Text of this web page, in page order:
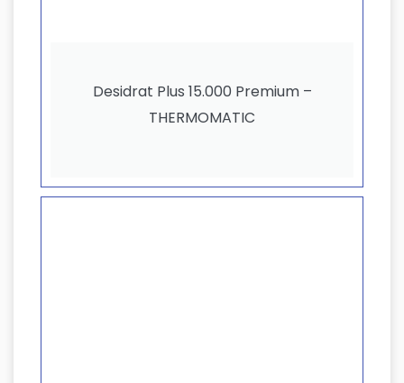
Desidrat Plus 15.000 Premium –
THERMOMATIC